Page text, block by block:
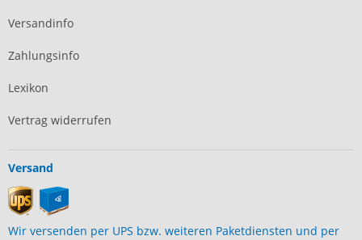
Versandinfo
Zahlungsinfo
Lexikon
Vertrag widerrufen
Versand
Wir versenden per UPS bzw. weiteren Paketdiensten und per